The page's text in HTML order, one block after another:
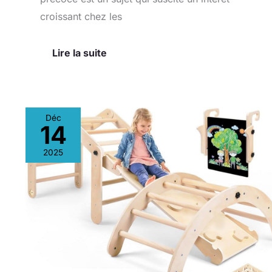
croissant chez les
Lire la suite
Déc
14
2025
Test
:
cadre
d’escalade
Montessori
avec
toboggan